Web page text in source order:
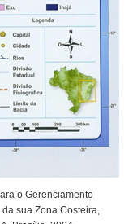
o Gerenciamento
sua Zona Costeira,